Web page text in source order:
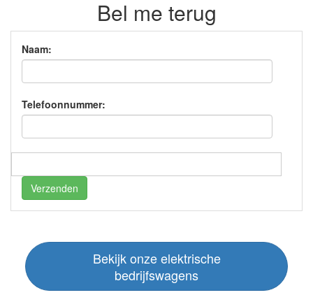
Bel me terug
Naam:
Telefoonnummer:
Verzenden
Bekijk onze elektrische
bedrijfswagens